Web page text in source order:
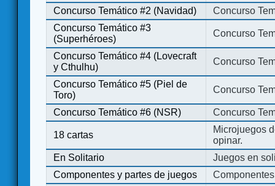
Concurso Temático #2 (Navidad)
Concurso
Concurso Temático #3
(Superhéroes)
Concurso
Concurso Temático #4 (Lovecraft
y Cthulhu)
Concurso
Concurso Temático #5 (Piel de
Toro)
Concurso
Concurso Temático #6 (NSR) Concurso
18 cartas
Microjuegos
opinar.
En Solitario
Juegos en
Componentes y partes de juegos